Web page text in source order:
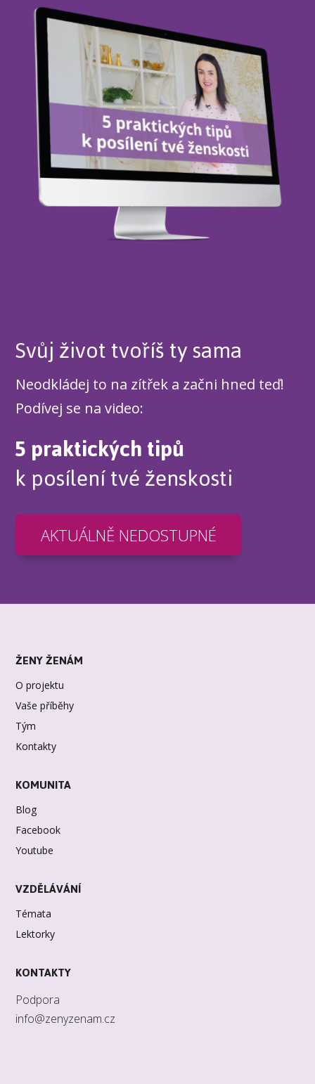
Svůj život tvoříš ty sama
Neodkládej to na zítřek a začni hned teď!
Podívej se na video:
5 praktických tipů
k posílení tvé ženskosti
AKTUÁLNĚ NEDOSTUPNÉ
ŽENY ŽENÁM
O projektu
Vaše příběhy
Tým
Kontakty
KOMUNITA
Blog
Facebook
Youtube
VZDĚLÁVÁNÍ
Témata
Lektorky
KONTAKTY
Podpora
info@zenyzenam.cz